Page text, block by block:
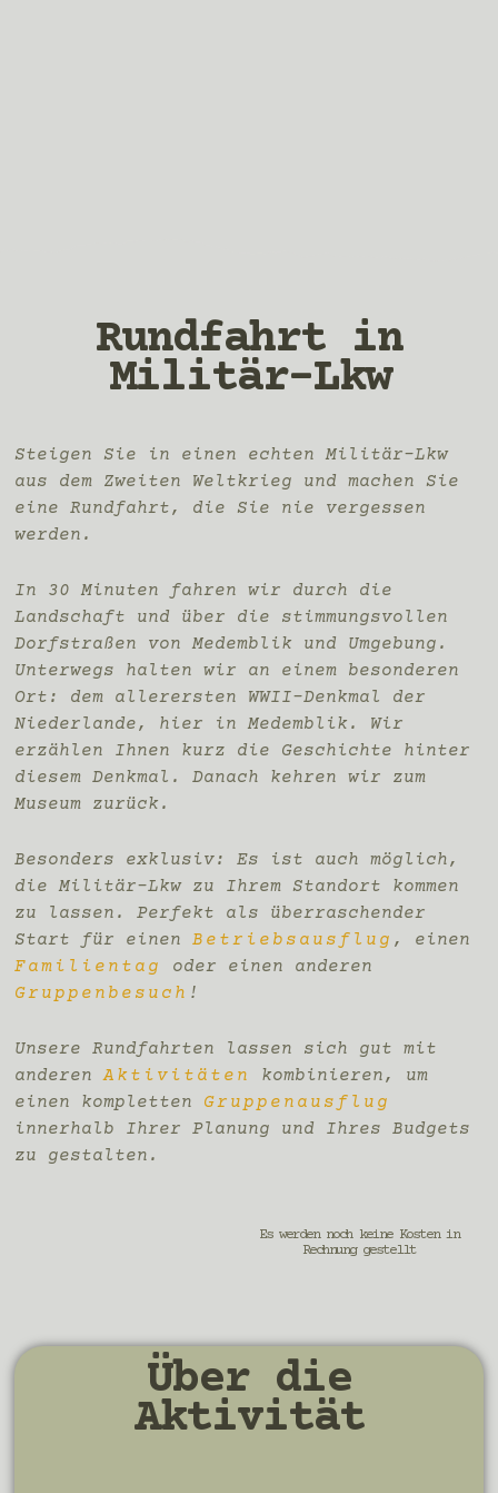
Rundfahrt in
Militär-Lkw
Steigen Sie in einen echten Militär-Lkw
aus dem Zweiten Weltkrieg und machen Sie
eine Rundfahrt, die Sie nie vergessen
werden.
In 30 Minuten fahren wir durch die
Landschaft und über die stimmungsvollen
Dorfstraßen von Medemblik und Umgebung.
Unterwegs halten wir an einem besonderen
Ort: dem allerersten WWII-Denkmal der
Niederlande, hier in Medemblik. Wir
erzählen Ihnen kurz die Geschichte hinter
diesem Denkmal. Danach kehren wir zum
Museum zurück.
Besonders exklusiv:
Es ist auch möglich,
die Militär-Lkw zu Ihrem Standort kommen
zu lassen. Perfekt als überraschender
Start für einen Betriebsausflug , einen
Familientag
oder einen anderen
Gruppenbesuch !
Unsere Rundfahrten lassen sich gut mit
anderenAktivitäten
kombinieren, um
einen kompletten Gruppenausflug
innerhalb Ihrer Planung und Ihres Budgets
zu gestalten.
Es werden noch keine Kosten in
Rechnung gestellt
Über die
Aktivität